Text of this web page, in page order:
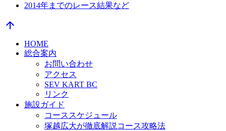
2014年までのレース結果など
arrow_upward
HOME
総合案内
お問い合わせ
アクセス
SEV KART BC
リンク
施設ガイド
コーススケジュール
塚越広大が徹底解説コース攻略法